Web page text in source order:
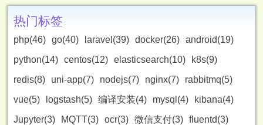
热门标签
php(46) go(40) laravel(39) docker(26) android(19)
python(14) centos(12) elasticsearch(10)
k8s(9)
redis(8)
uni-app(7) nodejs(7) nginx(7)
rabbitmq(5)
vue(5)
logstash(5) 编译安装(4) mysql(4)
kibana(4)
Jupyter(3)
MQTT(3) ocr(3) 微信支付(3) fluentd(3)